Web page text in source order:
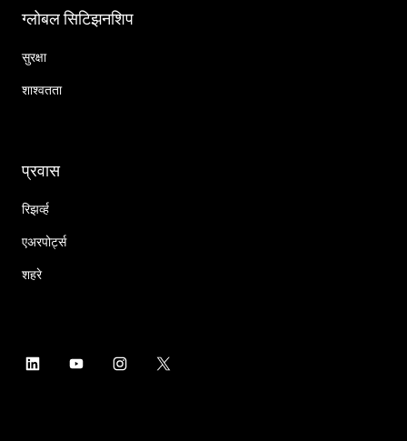
ग्लोबल सिटिझनशिप
सुरक्षा
शाश्वतता
प्रवास
रिझर्व्ह
एअरपोर्ट्स
शहरे